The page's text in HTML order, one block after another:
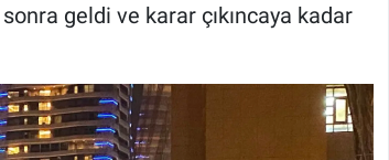
geldi ve karar çıkıncaya kadar